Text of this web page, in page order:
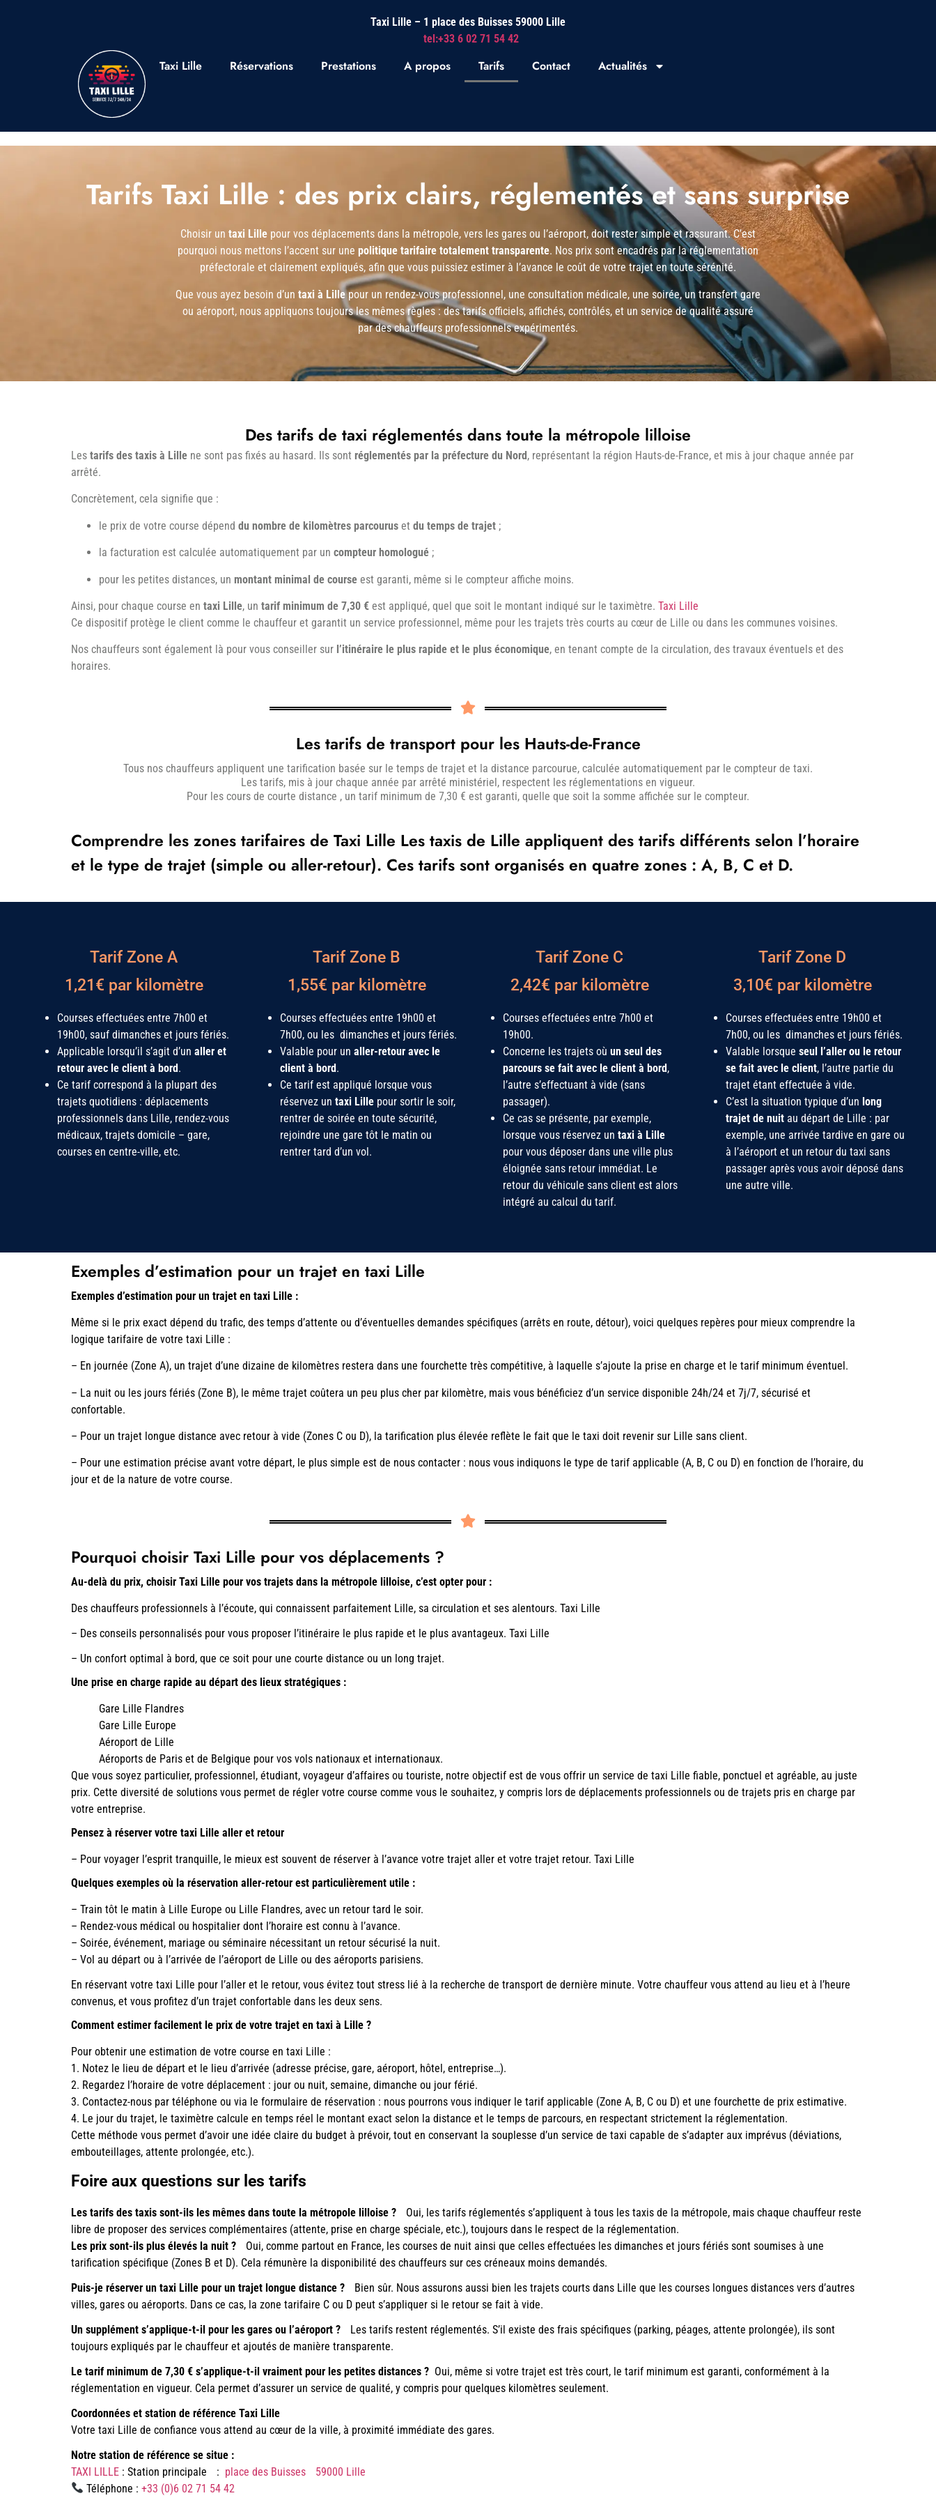
Taxi Lille – 1 place des Buisses 59000 Lille
tel:+33 6 02 71 54 42
Taxi Lille Réservations Prestations A propos Tarifs Contact Actualités
Tarifs Taxi Lille : des prix clairs, réglementés et sans surprise
Choisir un taxi Lille pour vos déplacements dans la métropole, vers les gares ou l’aéroport, doit rester simple et rassurant. C’est
pourquoi nous mettons l’accent sur une politique tarifaire totalement transparente. Nos prix sont encadrés par la réglementation
préfectorale et clairement expliqués, afin que vous puissiez estimer à l’avance le coût de votre trajet en toute sérénité.
Que vous ayez besoin d’un taxi à Lillepour un rendez-vous professionnel, une consultation médicale, une soirée, un transfert gare
ou aéroport, nous appliquons toujours les mêmes règles : des tarifs officiels, affichés, contrôlés, et un service de qualité assuré
par des chauffeurs professionnels expérimentés.
Des tarifs de taxi réglementés dans toute la métropole lilloise
Les tarifs des taxis à Lille ne sont pas fixés au hasard. Ils sont réglementés par la préfecture du Nord, représentant la région Hauts-de-France, et mis à jour chaque année par
arrêté.
Concrètement, cela signifie que :
le prix de votre course dépend du nombre de kilomètres parcourus et du temps de trajet ;
la facturation est calculée automatiquement par un compteur homologué ;
pour les petites distances, un montant minimal de course est garanti, même si le compteur affiche moins.
Ainsi, pour chaque course en taxi Lille, un tarif minimum de 7,30 € est appliqué, quel que soit le montant indiqué sur le taximètre. Taxi Lille
Ce dispositif protège le client comme le chauffeur et garantit un service professionnel, même pour les trajets très courts au cœur de Lille ou dans les communes voisines.
Nos chauffeurs sont également là pour vous conseiller sur l’itinéraire le plus rapide et le plus économique, en tenant compte de la circulation, des travaux éventuels et des
horaires.
Les tarifs de transport pour les Hauts-de-France
Tous nos chauffeurs appliquent une tarification basée sur le temps de trajet et la distance parcourue, calculée automatiquement par le compteur de taxi.
Les tarifs, mis à jour chaque année par arrêté ministériel, respectent les réglementations en vigueur.
Pour les cours de courte distance , un tarif minimum de 7,30 € est garanti, quelle que soit la somme affichée sur le compteur.
Comprendre les zones tarifaires de Taxi Lille Les taxis de Lille appliquent des tarifs différents selon l’horaire
et le type de trajet (simple ou aller-retour). Ces tarifs sont organisés en quatre zones : A, B, C et D.
Tarif Zone A
1,21€ par kilomètre
Courses effectuées entre 7h00 et
19h00, sauf dimanches et jours fériés.
Applicable lorsqu’il s’agit d’un aller et
retour avec le client à bord.
Ce tarif correspond à la plupart des
trajets quotidiens : déplacements
professionnels dans Lille, rendez-vous
médicaux, trajets domicile – gare,
courses en centre-ville, etc.
Tarif Zone B
1,55€ par kilomètre
Courses effectuées entre 19h00 et
7h00, ou les dimanches et jours fériés.
Valable pour un aller-retour avec le
client à bord.
Ce tarif est appliqué lorsque vous
réservez un taxi Lille pour sortir le soir,
rentrer de soirée en toute sécurité,
rejoindre une gare tôt le matin ou
rentrer tard d’un vol.
Tarif Zone C
2,42€ par kilomètre
Courses effectuées entre 7h00 et
19h00.
Concerne les trajets où un seul des
parcours se fait avec le client à bord,
l’autre s’effectuant à vide (sans
passager).
Ce cas se présente, par exemple,
lorsque vous réservez un taxi à Lille
pour vous déposer dans une ville plus
éloignée sans retour immédiat. Le
retour du véhicule sans client est alors
intégré au calcul du tarif.
Tarif Zone D
3,10€ par kilomètre
Courses effectuées entre 19h00 et
7h00, ou les dimanches et jours fériés.
Valable lorsque seul l’aller ou le retour
se fait avec le client, l’autre partie du
trajet étant effectuée à vide.
C’est la situation typique d’un long
trajet de nuit au départ de Lille : par
exemple, une arrivée tardive en gare ou
à l’aéroport et un retour du taxi sans
passager après vous avoir déposé dans
une autre ville.
Exemples d’estimation pour un trajet en taxi Lille
Exemples d’estimation pour un trajet en taxi Lille :
Même si le prix exact dépend du trafic, des temps d’attente ou d’éventuelles demandes spécifiques (arrêts en route, détour), voici quelques repères pour mieux comprendre la
logique tarifaire de votre taxi Lille :
– En journée (Zone A), un trajet d’une dizaine de kilomètres restera dans une fourchette très compétitive, à laquelle s’ajoute la prise en charge et le tarif minimum éventuel.
– La nuit ou les jours fériés (Zone B), le même trajet coûtera un peu plus cher par kilomètre, mais vous bénéficiez d’un service disponible 24h/24 et 7j/7, sécurisé et
confortable.
– Pour un trajet longue distance avec retour à vide (Zones C ou D), la tarification plus élevée reflète le fait que le taxi doit revenir sur Lille sans client.
– Pour une estimation précise avant votre départ, le plus simple est de nous contacter : nous vous indiquons le type de tarif applicable (A, B, C ou D) en fonction de l’horaire, du
jour et de la nature de votre course.
Pourquoi choisir Taxi Lille pour vos déplacements ?
Au-delà du prix, choisir Taxi Lille pour vos trajets dans la métropole lilloise, c’est opter pour :
Des chauffeurs professionnels à l’écoute, qui connaissent parfaitement Lille, sa circulation et ses alentours. Taxi Lille
– Des conseils personnalisés pour vous proposer l’itinéraire le plus rapide et le plus avantageux. Taxi Lille
– Un confort optimal à bord, que ce soit pour une courte distance ou un long trajet.
Une prise en charge rapide au départ des lieux stratégiques :
Gare Lille Flandres
Gare Lille Europe
Aéroport de Lille
Aéroports de Paris et de Belgique pour vos vols nationaux et internationaux.
Que vous soyez particulier, professionnel, étudiant, voyageur d’affaires ou touriste, notre objectif est de vous offrir un service de taxi Lille fiable, ponctuel et agréable, au juste
prix. Cette diversité de solutions vous permet de régler votre course comme vous le souhaitez, y compris lors de déplacements professionnels ou de trajets pris en charge par
votre entreprise.
Pensez à réserver votre taxi Lille aller et retour
– Pour voyager l’esprit tranquille, le mieux est souvent de réserver à l’avance votre trajet aller et votre trajet retour. Taxi Lille
Quelques exemples où la réservation aller-retour est particulièrement utile :
– Train tôt le matin à Lille Europe ou Lille Flandres, avec un retour tard le soir.
– Rendez-vous médical ou hospitalier dont l’horaire est connu à l’avance.
– Soirée, événement, mariage ou séminaire nécessitant un retour sécurisé la nuit.
– Vol au départ ou à l’arrivée de l’aéroport de Lille ou des aéroports parisiens.
En réservant votre taxi Lille pour l’aller et le retour, vous évitez tout stress lié à la recherche de transport de dernière minute. Votre chauffeur vous attend au lieu et à l’heure
convenus, et vous profitez d’un trajet confortable dans les deux sens.
Comment estimer facilement le prix de votre trajet en taxi à Lille ?
Pour obtenir une estimation de votre course en taxi Lille :
1. Notez le lieu de départ et le lieu d’arrivée (adresse précise, gare, aéroport, hôtel, entreprise…).
2. Regardez l’horaire de votre déplacement : jour ou nuit, semaine, dimanche ou jour férié.
3. Contactez-nous par téléphone ou via le formulaire de réservation : nous pourrons vous indiquer le tarif applicable (Zone A, B, C ou D) et une fourchette de prix estimative.
4. Le jour du trajet, le taximètre calcule en temps réel le montant exact selon la distance et le temps de parcours, en respectant strictement la réglementation.
Cette méthode vous permet d’avoir une idée claire du budget à prévoir, tout en conservant la souplesse d’un service de taxi capable de s’adapter aux imprévus (déviations,
embouteillages, attente prolongée, etc.).
Foire aux questions sur les tarifs
Les tarifs des taxis sont-ils les mêmes dans toute la métropole lilloise ? Oui, les tarifs réglementés s’appliquent à tous les taxis de la métropole, mais chaque chauffeur reste
libre de proposer des services complémentaires (attente, prise en charge spéciale, etc.), toujours dans le respect de la réglementation.
Les prix sont-ils plus élevés la nuit ? Oui, comme partout en France, les courses de nuit ainsi que celles effectuées les dimanches et jours fériés sont soumises à une
tarification spécifique (Zones B et D). Cela rémunère la disponibilité des chauffeurs sur ces créneaux moins demandés.
Puis-je réserver un taxi Lille pour un trajet longue distance ? Bien sûr. Nous assurons aussi bien les trajets courts dans Lille que les courses longues distances vers d’autres
villes, gares ou aéroports. Dans ce cas, la zone tarifaire C ou D peut s’appliquer si le retour se fait à vide.
Un supplément s’applique-t-il pour les gares ou l’aéroport ?
Les tarifs restent réglementés. S’il existe des frais spécifiques (parking, péages, attente prolongée), ils sont
toujours expliqués par le chauffeur et ajoutés de manière transparente.
Le tarif minimum de 7,30 € s’applique-t-il vraiment pour les petites distances ? Oui, même si votre trajet est très court, le tarif minimum est garanti, conformément à la
réglementation en vigueur. Cela permet d’assurer un service de qualité, y compris pour quelques kilomètres seulement.
Coordonnées et station de référence Taxi Lille
Votre taxi Lille de confiance vous attend au cœur de la ville, à proximité immédiate des gares.
Notre station de référence se situe :
TAXI LILLE : Station principale : place des Buisses 59000 Lille
Téléphone :+33 (0)6 02 71 54 42